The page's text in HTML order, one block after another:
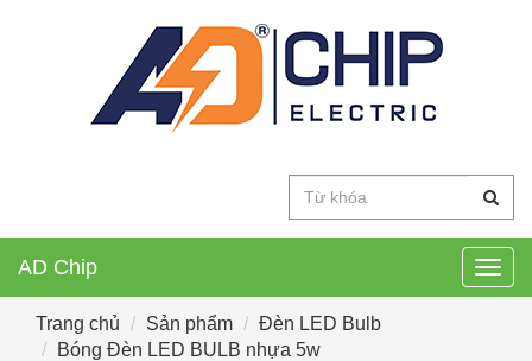
AD Chip
Trang chủ Sản phẩm
Đèn LED Bulb
Bóng Đèn LED BULB nhựa 5w